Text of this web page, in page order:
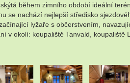
během zimního období ideální
se nachází nejlepší středisko
lyžaře s občerstvením,
v okolí: koupaliště Tanvald, koupaliště